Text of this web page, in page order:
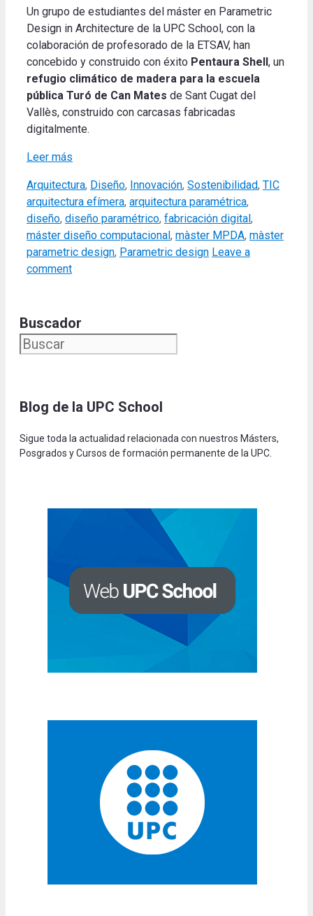
Un grupo de estudiantes del máster en Parametric
Design in Architecture de la UPC School, con la
colaboración de profesorado de la ETSAV, han
concebido y construido con éxito Pentaura Shell, un
refugio climático de madera para la escuela
pública Turó de Can Mates de Sant Cugat del
Vallès, construido con carcasas fabricadas
digitalmente.
Leer más
Categories
Arquitectura, Diseño, Innovación, Sostenibilidad, TICTags
arquitectura efímera, arquitectura paramétrica,
diseño, diseño paramétrico, fabricación digital,
máster diseño computacional, màster MPDA, màster
parametric design, Parametric design Leave a
comment
Buscador
Blog de la UPC School
Sigue toda la actualidad relacionada con nuestros Másters,
Posgrados y Cursos de formación permanente de la UPC.